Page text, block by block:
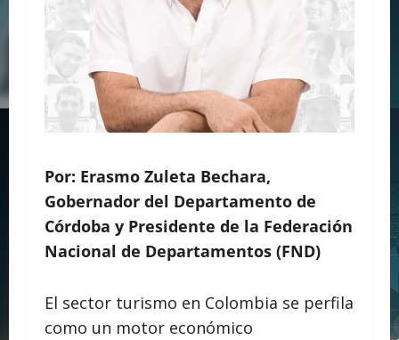
Por: Erasmo Zuleta Bechara,
Gobernador del Departamento de
Córdoba y Presidente de la Federación
Nacional de Departamentos (FND)
El sector turismo en Colombia se perfila
como un motor económico